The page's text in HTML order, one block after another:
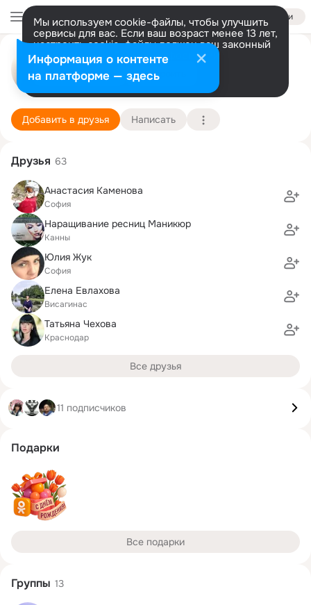
Войти
Мы используем cookie-файлы, чтобы улучшить
сервисы для вас. Если ваш возраст менее 13 лет,
настроить cookie-файлы должен ваш законный
представитель. Больше информации
Разрешить все Настроить
Екатерина Аржанова
Ментон 12 сентября (47 лет)
Подробнее
Добавить в друзья Написать
Друзья 63
Анастасия Каменова
София
Наращивание ресниц Маникюр
Канны
Юлия Жук
София
Елена Евлахова
Висагинас
Татьяна Чехова
Краснодар
Все друзья
11 подписчиков
Подарки
Все подарки
Группы 13
Информация о контенте
на платформе — здесь